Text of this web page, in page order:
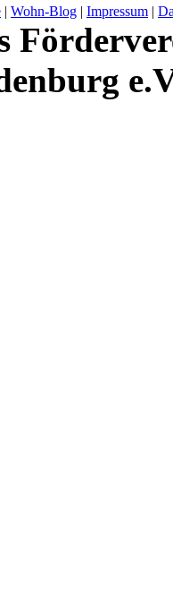
| Wohn-Blog | Impressum |